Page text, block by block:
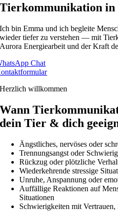
Tierkommunikation in
Ich bin Emma und ich begleite
wieder tiefer zu verstehen — mit
Aurora Energiearbeit und der Kraft
Chat
Herzlich willkommen
Wann
dein Tier & dich
Ängstliches, nervöses oder
Trennungsangst oder
Rückzug oder plötzliche
Wiederkehrende stressige
Unruhe, Anspannung oder
Auffällige Reaktionen auf
Situationen
Schwierigkeiten mit